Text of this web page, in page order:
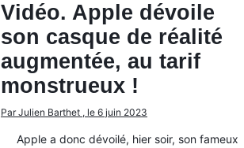
Vidéo. Apple dévoile
son casque de réalité
augmentée, au tarif
monstrueux !
Par Julien Barthet , le 6 juin 2023
Apple a donc dévoilé, hier soir, son fameux